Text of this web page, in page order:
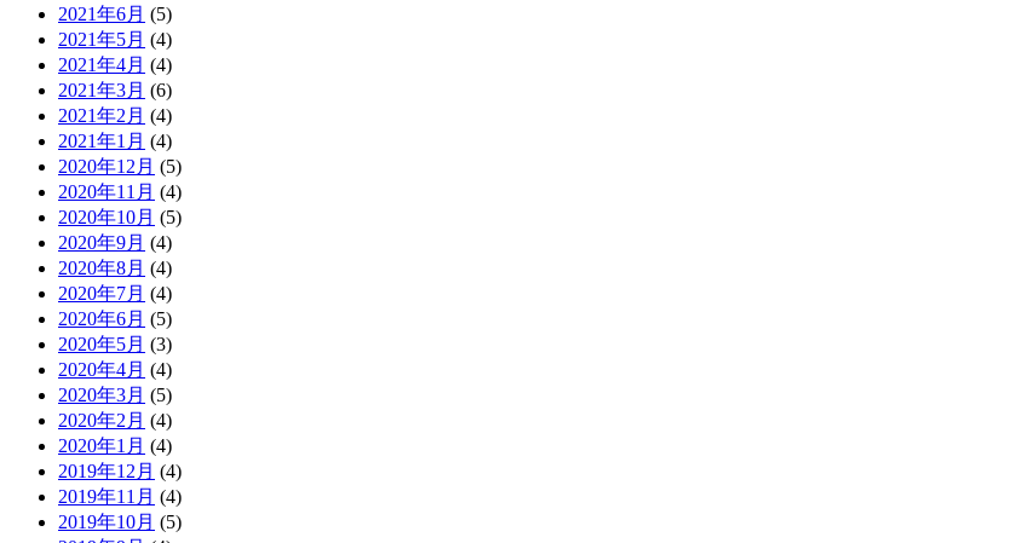
2021年6月 (5)
2021年5月 (4)
2021年4月 (4)
2021年3月 (6)
2021年2月 (4)
2021年1月 (4)
2020年12月 (5)
2020年11月 (4)
2020年10月 (5)
2020年9月 (4)
2020年8月 (4)
2020年7月 (4)
2020年6月 (5)
2020年5月 (3)
2020年4月 (4)
2020年3月 (5)
2020年2月 (4)
2020年1月 (4)
2019年12月 (4)
2019年11月 (4)
2019年10月 (5)